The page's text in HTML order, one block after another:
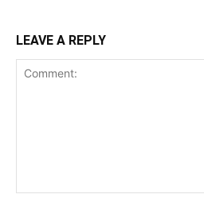
LEAVE A REPLY